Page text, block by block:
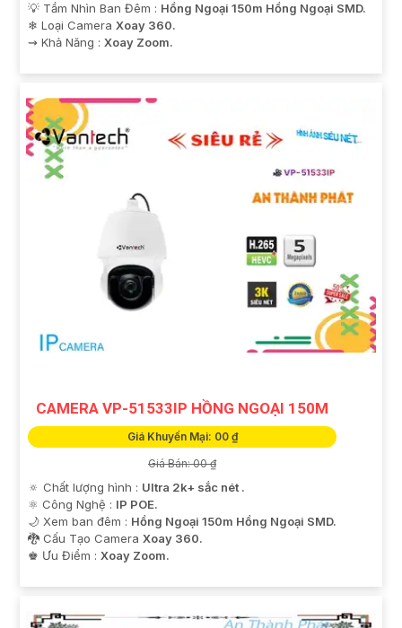
💡 Tầm Nhìn Ban Đêm : Hồng Ngoại 150m Hồng Ngoại SMD.
❄ Loại Camera Xoay 360.
️⇝ Khả Năng : Xoay Zoom.
CAMERA VP-51533IP HỒNG NGOẠI 150M
Giá Khuyến Mại: 00 ₫
Giá Bán: 00 ₫
🔅 Chất lượng hình : Ultra 2k+ sắc nét .
⚛️ Công Nghệ : IP POE.
🌙 Xem ban đêm : Hồng Ngoại 150m Hồng Ngoại SMD.
🐉️ Cấu Tạo Camera Xoay 360.
️♚ Ưu Điểm : Xoay Zoom.